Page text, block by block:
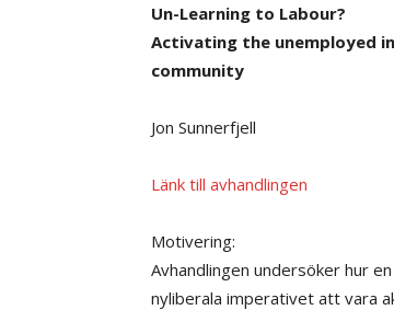
Un-Learning to Labour?
Activating the unemployed
community
Jon Sunnerfjell
Länk till avhandlingen
Motivering:
Avhandlingen undersöker hur
nyliberala imperativet att vara